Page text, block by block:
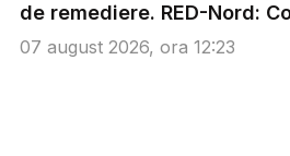
de remediere. RED-Nord:
nu...
07 august 2026, ora 12:23